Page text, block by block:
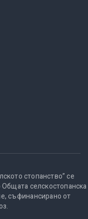
стопанство” се
селскостопанска
съфинансирано от